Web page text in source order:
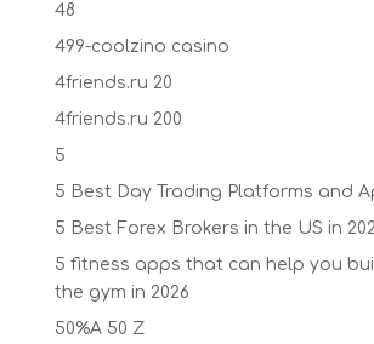
48
499-coolzino casino
4friends.ru 20
4friends.ru 200
5
5 Best Day Trading Platforms and
5 Best Forex Brokers in the US in
5 fitness apps that can help you
the gym in 2026
50%A 50 Z